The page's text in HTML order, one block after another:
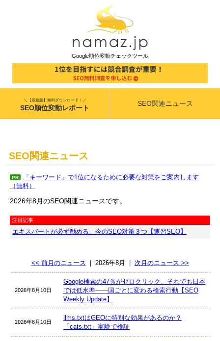
Google順位変動チェックツール
＼【最新版】無料ダウンロード！／
SEO順位変動レポート
SEO関連ニュース
SEO関連ニュース
PR
「キーワード」で1位になるために必要な対策をご案内します
（無料）
2026年8月のSEO関連ニュースです。
注目記事
エキスパートが必ず勧める、今のSEO対策３つ【速習SEO】
<< 前月のニュース 2026年8月 次月のニュース >>
2026年8月10日
Google検索の47％がゼロクリック、それでも日本
では低水準――国ごとに変わる検索行動【SEO
Weekly Update】
2026年8月10日
llms.txtはGEOに特別な効果があるのか？
「cats.txt」実験で検証